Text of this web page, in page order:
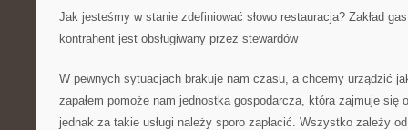
Jak jesteśmy w stanie zdefiniować słowo restauracja? Zakład
kontrahent jest obsługiwany przez stewardów
W pewnych sytuacjach brakuje nam czasu, a chcemy urządzić
zapałem pomoże nam jednostka gospodarcza, która zajmuje się
jednak za takie usługi należy sporo zapłacić. Wszystko zależy